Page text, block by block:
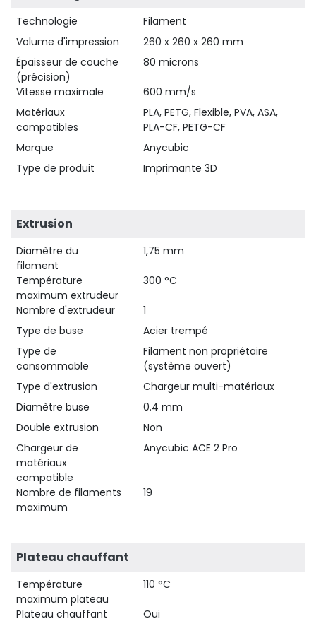
14,90 €
Technologie
Filament
Volume d'impression
260 x 260 x 260 mm
Épaisseur de couche
(précision)
80 microns
Vitesse maximale
600 mm/s
Matériaux
compatibles
PLA, PETG, Flexible, PVA, ASA,
PLA-CF, PETG-CF
Marque
Anycubic
Type de produit
Imprimante 3D
Extrusion
Diamètre du
filament
1,75 mm
Température
maximum extrudeur
300 °C
Nombre d'extrudeur
1
Type de buse
Acier trempé
Type de
consommable
Filament non propriétaire
(système ouvert)
Type d'extrusion
Chargeur multi-matériaux
Diamètre buse
0.4 mm
Double extrusion
Non
Chargeur de
matériaux
compatible
Anycubic ACE 2 Pro
Nombre de filaments
maximum
19
Plateau chauffant
Température
maximum plateau
110 °C
Plateau chauffant
Oui